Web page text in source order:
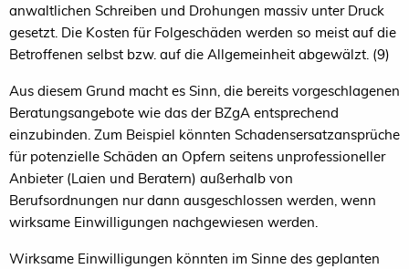
anwaltlichen Schreiben und Drohungen massiv unter Druck
gesetzt. Die Kosten für Folgeschäden werden so meist auf die
Betroffenen selbst bzw. auf die Allgemeinheit abgewälzt. (9)
Aus diesem Grund macht es Sinn, die bereits vorgeschlagenen
Beratungsangebote wie das der BZgA entsprechend
einzubinden. Zum Beispiel könnten Schadensersatzansprüche
für potenzielle Schäden an Opfern seitens unprofessioneller
Anbieter (Laien und Beratern) außerhalb von
Berufsordnungen nur dann ausgeschlossen werden, wenn
wirksame Einwilligungen nachgewiesen werden.
Wirksame Einwilligungen könnten im Sinne des geplanten